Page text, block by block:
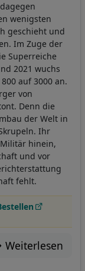
wenigsten
geschieht und
Im Zuge der
Superreiche
2021 wuchs
auf 3000 an.
von
Denn die
der Welt in
Ihr
hinein,
und vor
fehlt.
Weiterlesen